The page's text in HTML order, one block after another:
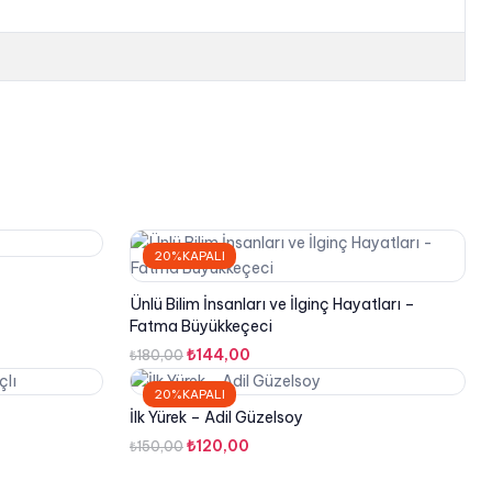
20%KAPALI
Ünlü Bilim İnsanları ve İlginç Hayatları –
Fatma Büyükkeçeci
₺180,00 Orijinal
fiyat:
₺180,00.
₺144,00
andaki
₺144,00.
20%KAPALI
İlk Yürek – Adil Güzelsoy
₺150,00 Orijinal
₺120,00